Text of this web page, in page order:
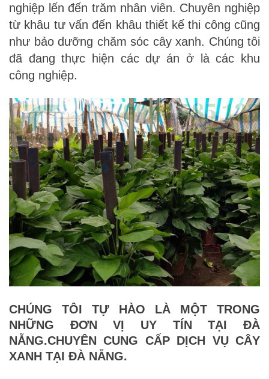
nghiệp lến đến trăm nhân viên. Chuyên nghiệp
từ khâu tư vấn đến khâu thiết kế thi công cũng
như bảo dưỡng chăm sóc cây xanh. Chúng tôi
đã đang thực hiện các dự án ở là các khu
công nghiệp.
CHÚNG TÔI TỰ HÀO LÀ MỘT TRONG
NHỮNG ĐƠN VỊ UY TÍN TẠI ĐÀ
NẴNG.CHUYÊN CUNG CẤP DỊCH VỤ CÂY
XANH TẠI ĐÀ NẴNG.